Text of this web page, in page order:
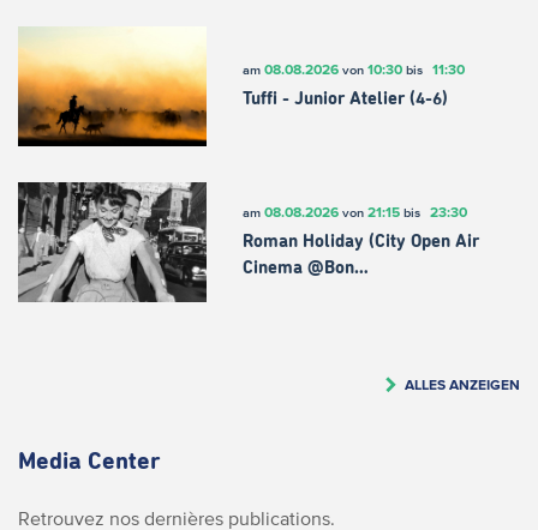
am 08.08.2026von 10:30bis 11:30
Tuffi - Junior Atelier (4-6)
am 08.08.2026von 21:15bis 23:30
Roman Holiday (City Open Air
Cinema @Bon…
ALLES ANZEIGEN
Media Center
Retrouvez nos dernières publications.